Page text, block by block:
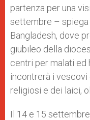
partenza per una
settembre – spiega
Bangladesh, dove
giubileo della
centri per malati ed
incontrerà i
religiosi e dei laici,
Il 14 e 15